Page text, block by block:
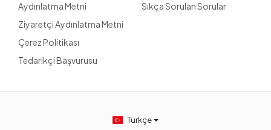
Aydınlatma Metni
Ziyaretçi Aydınlatma Metni
Çerez Politikası
Tedarikçi Başvurusu
Sıkça Sorulan Sorular
Türkçe